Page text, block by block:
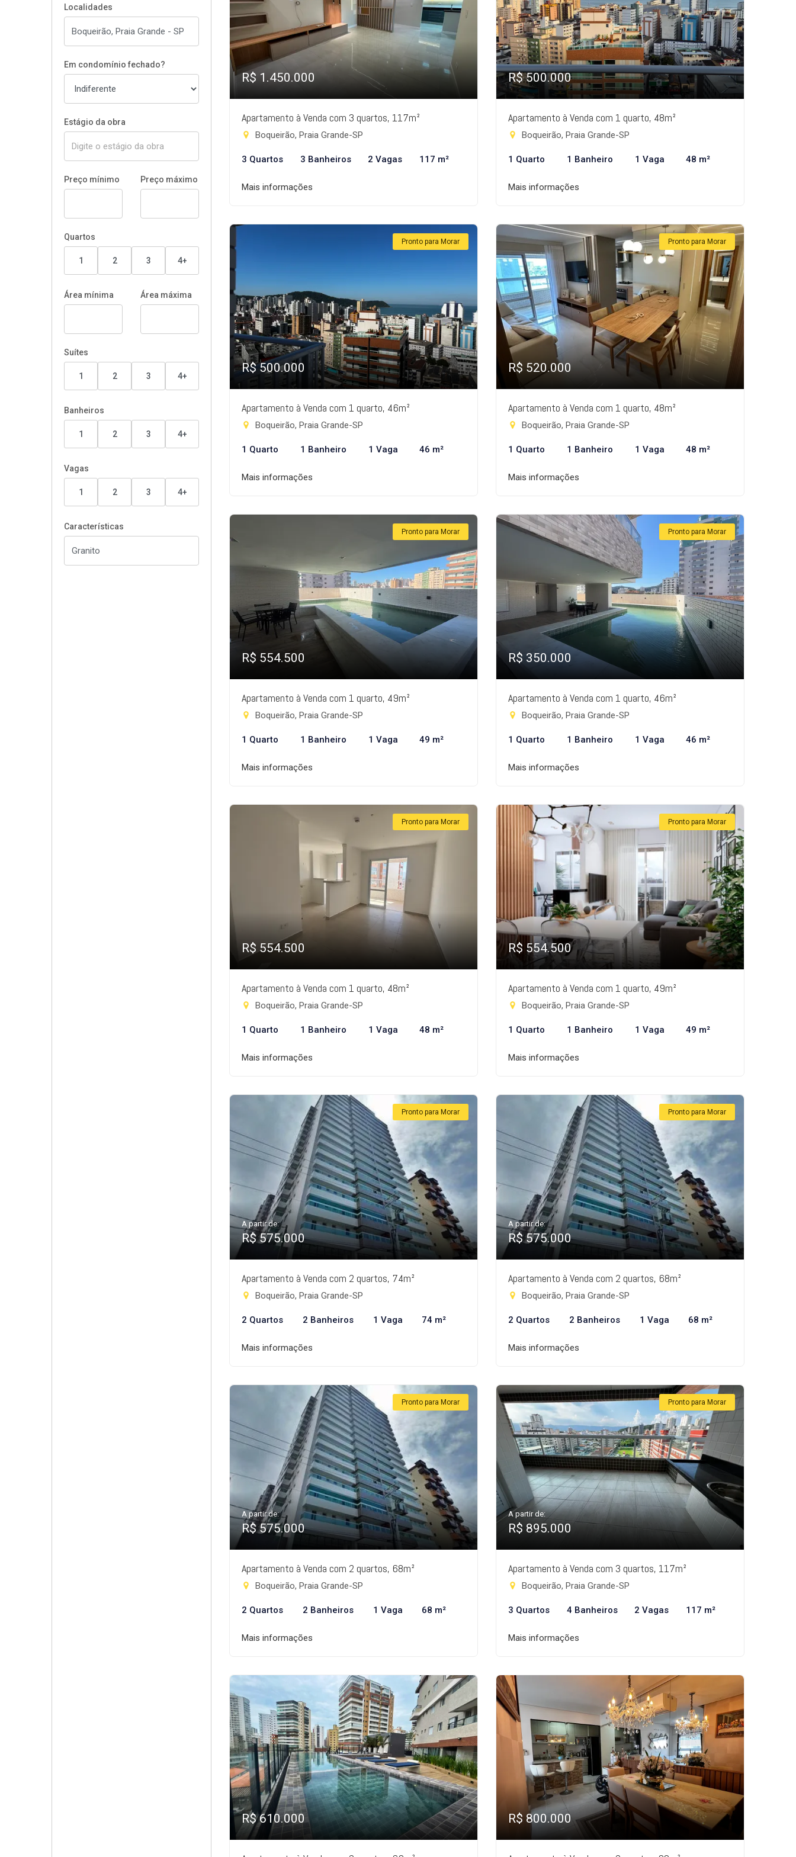
Localidades
Em condomínio fechado?
Estágio da obra
Preço mínimo Preço máximo
Quartos
1 2 3 4+
Área mínima Área máxima
Suítes
1 2 3 4+
Banheiros
1 2 3 4+
Vagas
1 2 3 4+
Características
R$ 1.450.000
Apartamento à Venda com 3 quartos, 117m²
Boqueirão, Praia Grande-SP
3 Quartos 3 Banheiros 2 Vagas 117 m²
Mais informações
R$ 500.000
Apartamento à Venda com 1 quarto, 48m²
Boqueirão, Praia Grande-SP
1 Quarto 1 Banheiro 1 Vaga 48 m²
Mais informações
Pronto para Morar
R$ 500.000
Apartamento à Venda com 1 quarto, 46m²
Boqueirão, Praia Grande-SP
1 Quarto 1 Banheiro 1 Vaga 46 m²
Mais informações
Pronto para Morar
R$ 520.000
Apartamento à Venda com 1 quarto, 48m²
Boqueirão, Praia Grande-SP
1 Quarto 1 Banheiro 1 Vaga 48 m²
Mais informações
Pronto para Morar
R$ 554.500
Apartamento à Venda com 1 quarto, 49m²
Boqueirão, Praia Grande-SP
1 Quarto 1 Banheiro 1 Vaga 49 m²
Mais informações
Pronto para Morar
R$ 350.000
Apartamento à Venda com 1 quarto, 46m²
Boqueirão, Praia Grande-SP
1 Quarto 1 Banheiro 1 Vaga 46 m²
Mais informações
Pronto para Morar
R$ 554.500
Apartamento à Venda com 1 quarto, 48m²
Boqueirão, Praia Grande-SP
1 Quarto 1 Banheiro 1 Vaga 48 m²
Mais informações
Pronto para Morar
R$ 554.500
Apartamento à Venda com 1 quarto, 49m²
Boqueirão, Praia Grande-SP
1 Quarto 1 Banheiro 1 Vaga 49 m²
Mais informações
Pronto para Morar
A partir de:
R$ 575.000
Apartamento à Venda com 2 quartos, 74m²
Boqueirão, Praia Grande-SP
2 Quartos 2 Banheiros 1 Vaga 74 m²
Mais informações
Pronto para Morar
A partir de:
R$ 575.000
Apartamento à Venda com 2 quartos, 68m²
Boqueirão, Praia Grande-SP
2 Quartos 2 Banheiros 1 Vaga 68 m²
Mais informações
Pronto para Morar
A partir de:
R$ 575.000
Apartamento à Venda com 2 quartos, 68m²
Boqueirão, Praia Grande-SP
2 Quartos 2 Banheiros 1 Vaga 68 m²
Mais informações
Pronto para Morar
A partir de:
R$ 895.000
Apartamento à Venda com 3 quartos, 117m²
Boqueirão, Praia Grande-SP
3 Quartos 4 Banheiros 2 Vagas 117 m²
Mais informações
R$ 610.000 R$ 800.000